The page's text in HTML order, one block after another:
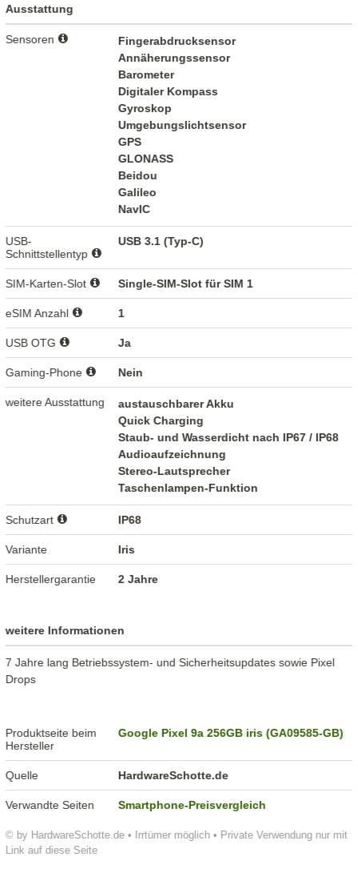
© by HardwareSchotte.de • Irrtümer möglich • Private Verwendung nur mit
Link auf diese Seite
Ausstattung
Sensoren
Fingerabdrucksensor
Annäherungssensor
Barometer
Digitaler Kompass
Gyroskop
Umgebungslichtsensor
GPS
GLONASS
Beidou
Galileo
NavIC
USB-
Schnittstellentyp
USB 3.1 (Typ-C)
SIM-Karten-Slot Single-SIM-Slot für SIM 1
eSIM Anzahl 1
USB OTG Ja
Gaming-Phone Nein
weitere Ausstattung
austauschbarer Akku
Quick Charging
Staub- und Wasserdicht nach IP67 / IP68
Audioaufzeichnung
Stereo-Lautsprecher
Taschenlampen-Funktion
Schutzart IP68
Variante Iris
Herstellergarantie 2 Jahre
weitere Informationen
7 Jahre lang Betriebssystem- und Sicherheitsupdates sowie Pixel
Drops
Produktseite beim
Hersteller
Google Pixel 9a 256GB iris (GA09585-GB)
Quelle HardwareSchotte.de
Verwandte Seiten Smartphone-Preisvergleich